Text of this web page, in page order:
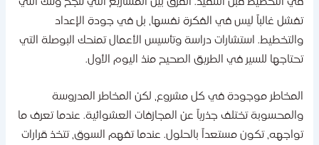
التخطيط قبل التنفيذ. الفرق بين المشاريع التي تنجح وتلك التي
غالباً ليس في الفكرة نفسها، بل في جودة الإعداد
استشارات دراسة وتأسيس الأعمال تمنحك البوصلة التي
للسير في الطريق الصحيح منذ اليوم الأول.
موجودة في كل مشروع، لكن المخاطر المدروسة
تختلف جذرياً عن المجازفات العشوائية. عندما تعرف ما
تكون مستعداً بالحلول. عندما تفهم السوق، تتخذ قرارات